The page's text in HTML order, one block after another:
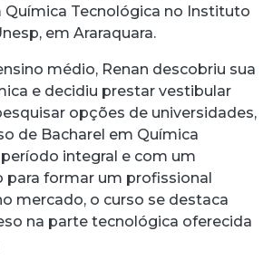
Química Tecnológica no Instituto
em Araraquara.
médio, Renan descobriu sua
e decidiu prestar vestibular
opções de universidades,
de Bacharel em Química
integral e com um
para formar um profissional
mercado, o curso se destaca
na parte tecnológica oferecida